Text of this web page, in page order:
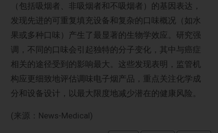
（包括吸烟者、非吸烟者和不吸烟者）的基因表达，
发现先进的可重复填充设备和复杂的口味概况（如水
果或多种口味）产生了最显著的生物学效应。研究强
调，不同的口味会引起独特的分子变化，其中与癌症
相关的途径受到的影响最大。这些发现表明，监管机
构应更细致地评估调味电子烟产品，重点关注化学成
分和设备设计，以最大限度地减少潜在的健康风险。
(来源：News-Medical)